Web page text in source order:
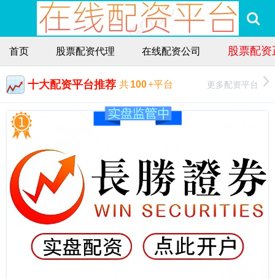
首页 股票配资代理 在线配资公司 股票配
十大配资平台推荐 共100+平台 更多配资平台